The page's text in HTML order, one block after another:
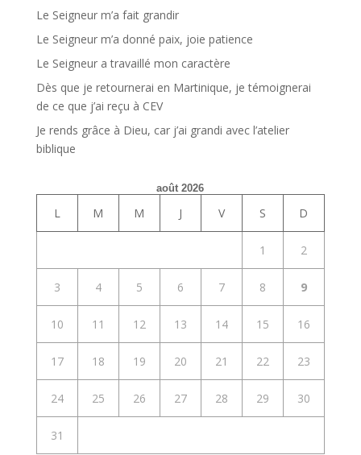
Le Seigneur m’a fait grandir
Le Seigneur m’a donné paix, joie patience
Le Seigneur a travaillé mon caractère
Dès que je retournerai en Martinique, je témoignerai
de ce que j’ai reçu à CEV
Je rends grâce à Dieu, car j’ai grandi avec l’atelier
biblique
août 2026
L M M J V S D
1 2
3 4 5 6 7 8 9
10 11 12 13 14 15 16
17 18 19 20 21 22 23
24 25 26 27 28 29 30
31